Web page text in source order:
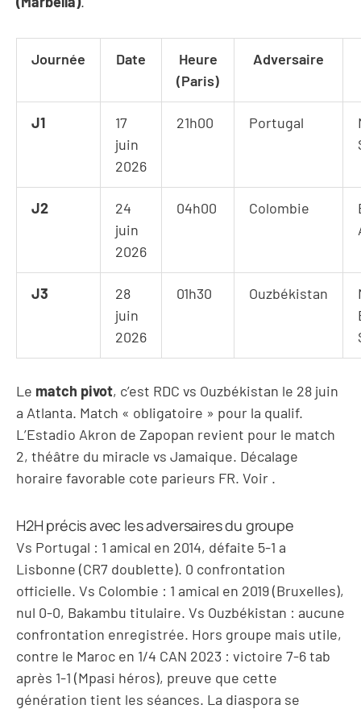
Journée Date
Heure
(Paris)
Adversaire
J1
17
juin
2026
21h00 Portugal
J2
24
juin
2026
04h00 Colombie
J3
28
juin
2026
01h30 Ouzbékistan
Le match pivot, c’est RDC vs Ouzbékistan le 28 juin
a Atlanta. Match « obligatoire » pour la qualif.
L’Estadio Akron de Zapopan revient pour le match
2, théâtre du miracle vs Jamaique. Décalage
horaire favorable cote parieurs FR. Voir .
H2H précis avec les adversaires du groupe
Vs Portugal : 1 amical en 2014, défaite 5-1 a
Lisbonne (CR7 doublette). 0 confrontation
officielle. Vs Colombie : 1 amical en 2019 (Bruxelles),
nul 0-0, Bakambu titulaire. Vs Ouzbékistan : aucune
confrontation enregistrée. Hors groupe mais utile,
contre le Maroc en 1/4 CAN 2023 : victoire 7-6 tab
après 1-1 (Mpasi héros), preuve que cette
génération tient les séances. La diaspora se